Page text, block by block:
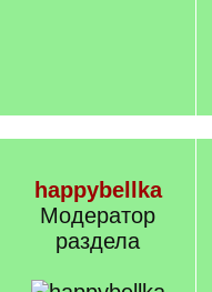
happybellka
Модератор
раздела